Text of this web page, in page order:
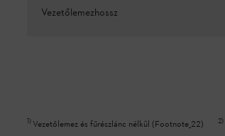
Vezetőlemezhossz
1) Vezetőlemez és fűrészlánc nélkül (Footnote_22) 2)